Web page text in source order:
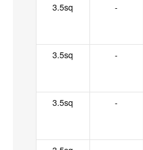
3.5sq -
3.5sq -
3.5sq -